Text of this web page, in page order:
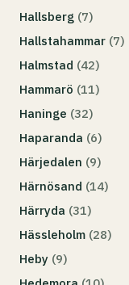
Hallsberg (7)
Hallstahammar (7)
Halmstad (42)
Hammarö (11)
Haninge (32)
Haparanda (6)
Härjedalen (9)
Härnösand (14)
Härryda (31)
Hässleholm (28)
Heby (9)